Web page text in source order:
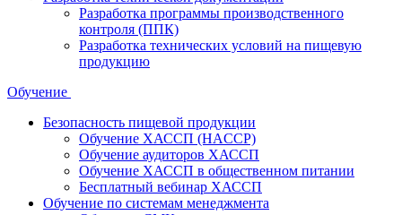
Разработка программы производственного
контроля (ППК)
Разработка технических условий на пищевую
продукцию
Обучение
Безопасность пищевой продукции
Обучение ХАССП (HACCP)
Обучение аудиторов ХАССП
Обучение ХАССП в общественном питании
Бесплатный вебинар ХАССП
Обучение по системам менеджмента